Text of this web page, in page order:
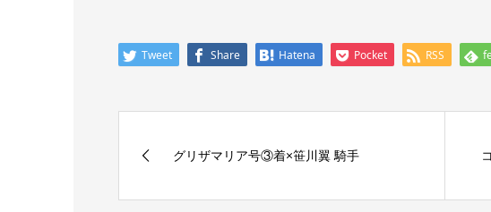
Tweet Share Hatena Pocket RSS
グリザマリア号③着×笹川翼 騎手